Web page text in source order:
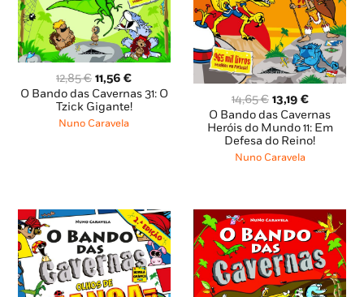
12,85€ O
preço
original
era:
11,56€O
preço
atual
O Bando das Cavernas 31: O
Tzick Gigante!
Nuno Caravela
14,65€ O
preço
original
era:
14,65 €.
13,19 €O
preço
atual
é:
O Bando das Cavernas
Heróis do Mundo 11: Em
Defesa do Reino!
Nuno Caravela